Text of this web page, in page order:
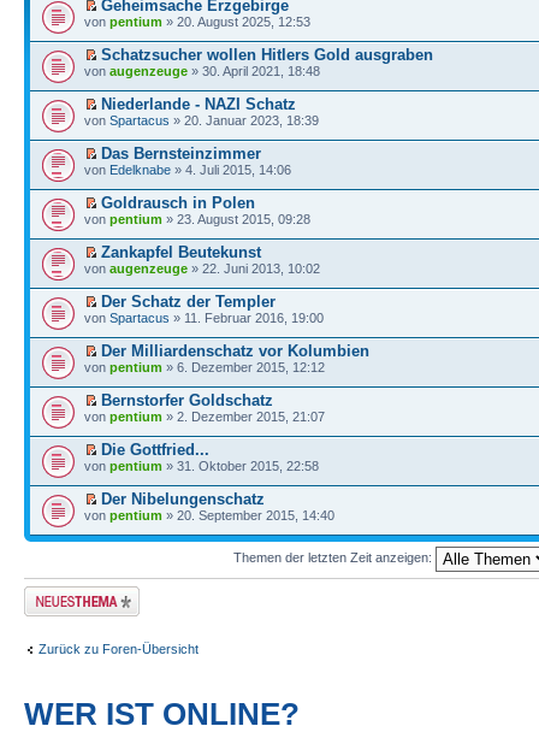
Geheimsache Erzgebirge
von pentium » 20. August 2025, 12:53
Schatzsucher wollen Hitlers Gold ausgraben
von augenzeuge » 30. April 2021, 18:48
Niederlande - NAZI Schatz
von Spartacus » 20. Januar 2023, 18:39
Das Bernsteinzimmer
von Edelknabe » 4. Juli 2015, 14:06
Goldrausch in Polen
von pentium » 23. August 2015, 09:28
Zankapfel Beutekunst
von augenzeuge » 22. Juni 2013, 10:02
Der Schatz der Templer
von Spartacus » 11. Februar 2016, 19:00
Der Milliardenschatz vor Kolumbien
von pentium » 6. Dezember 2015, 12:12
Bernstorfer Goldschatz
von pentium » 2. Dezember 2015, 21:07
Die Gottfried...
von pentium » 31. Oktober 2015, 22:58
Der Nibelungenschatz
von pentium » 20. September 2015, 14:40
Themen der letzten Zeit anzeigen:
Neues Thema
erstellen
Zurück zu Foren-Übersicht
WER IST ONLINE?